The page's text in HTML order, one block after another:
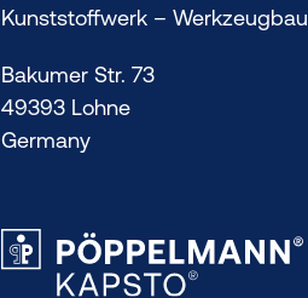
Kunststoffwerk – Werkzeugbau
Bakumer Str. 73
49393 Lohne
Germany